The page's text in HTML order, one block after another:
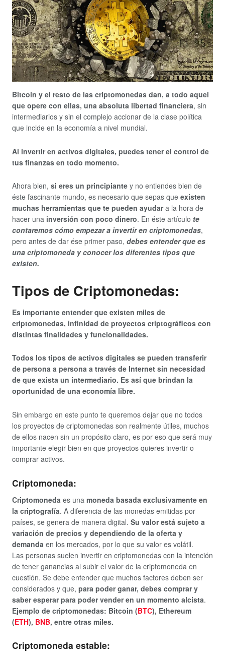
Bitcoin y el resto de las criptomonedas dan, a todo aquel
que opere con ellas, una absoluta libertad financiera, sin
intermediarios y sin el complejo accionar de la clase política
que incide en la economía a nivel mundial.
Al invertir en activos digitales, puedes tener el control de
tus finanzas en todo momento.
Ahora bien, si eres un principiante y no entiendes bien de
éste fascinante mundo, es necesario que sepas que existen
muchas herramientas que te pueden ayudara la hora de
hacer una inversión con poco dinero. En éste artículo te
contaremos cómo empezar a invertir en criptomonedas,
pero antes de dar ése primer paso, debes entender que es
una criptomoneda y conocer los diferentes tipos que
existen.
Tipos de Criptomonedas:
Es importante entender que existen miles de
criptomonedas, infinidad de proyectos criptográficos con
distintas finalidades y funcionalidades.
Todos los tipos de activos digitales se pueden transferir
de persona a persona a través de Internet sin necesidad
de que exista un intermediario. Es así que brindan la
oportunidad de una economía libre.
Sin embargo en este punto te queremos dejar que no todos
los proyectos de criptomonedas son realmente útiles, muchos
de ellos nacen sin un propósito claro, es por eso que será muy
importante elegir bien en que proyectos quieres invertir o
comprar activos.
Criptomoneda:
Criptomoneda es una moneda basada exclusivamente en
la criptografía. A diferencia de las monedas emitidas por
países, se genera de manera digital. Su valor está sujeto a
variación de precios y dependiendo de la oferta y
demanda en los mercados, por lo que su valor es volátil.
Las personas suelen invertir en criptomonedas con la intención
de tener ganancias al subir el valor de la criptomoneda en
cuestión. Se debe entender que muchos factores deben ser
considerados y que, para poder ganar, debes comprar y
saber esperar para poder vender en un momento alcista.
Ejemplo de criptomonedas: Bitcoin (BTC), Ethereum
(ETH), BNB, entre otras miles.
Criptomoneda estable: